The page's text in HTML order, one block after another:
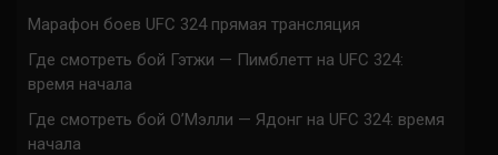
Марафон боев UFC 324 прямая трансляция
Где смотреть бой Гэтжи — Пимблетт на UFC 324:
время начала
Где смотреть бой О’Мэлли — Ядонг на UFC 324: время
начала